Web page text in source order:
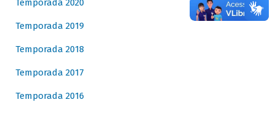
Temporada 2020
Temporada 2019
Temporada 2018
Temporada 2017
Temporada 2016